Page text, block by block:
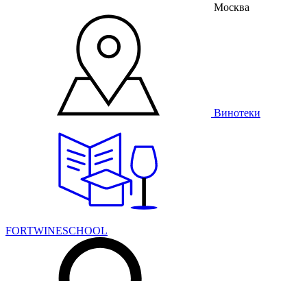
Москва
Винотеки
FORTWINESCHOOL